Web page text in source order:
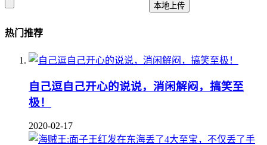
本地上传
热门推荐
自己逗自己开心的说说，消闲解闷，搞笑至
极！
2020-02-17